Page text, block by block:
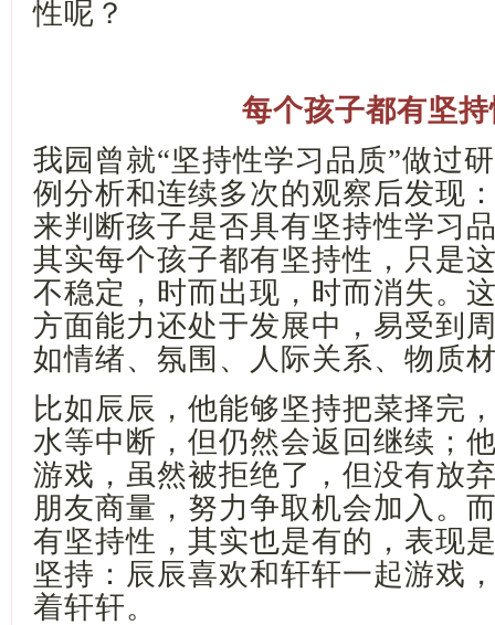
性呢？
每个孩子都有坚
我园曾就“坚持性学习品质”做过
例分析和连续多次的观察后发现
来判断孩子是否具有坚持性学习
其实每个孩子都有坚持性，只是
不稳定，时而出现，时而消失。
方面能力还处于发展中，易受到
如情绪、氛围、人际关系、物质
比如辰辰，他能够坚持把菜择完
水等中断，但仍然会返回继续；
游戏，虽然被拒绝了，但没有放
朋友商量，努力争取机会加入。
有坚持性，其实也是有的，表现
坚持：辰辰喜欢和轩轩一起游戏
着轩轩。